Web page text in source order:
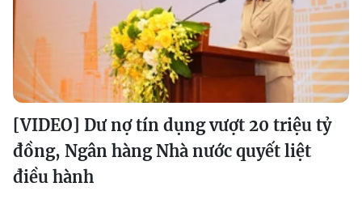
[VIDEO] Dư nợ tín dụng vượt 20 triệu tỷ
đồng, Ngân hàng Nhà nước quyết liệt
điều hành